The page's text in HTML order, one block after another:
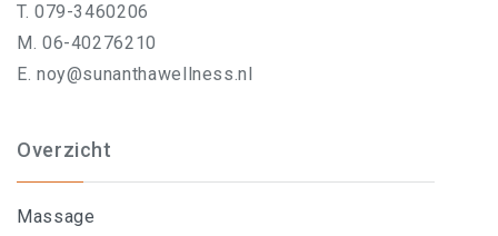
T. 079-3460206
M. 06-40276210
E. noy@sunanthawellness.nl
Overzicht
Massage